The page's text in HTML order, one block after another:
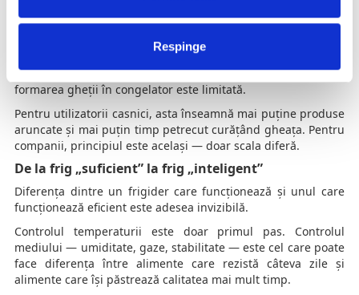
Respinge
congelatorși ajută la stabilizarea mediului interior, fără
Prin reducerea umidității și a concentrației de etilenă,
alimentele își pot păstra prospețimea mai mult timp, iar
formarea gheții în congelator este limitată.
Pentru utilizatorii casnici, asta înseamnă mai puține produse
aruncate și mai puțin timp petrecut curățând gheața. Pentru
companii, principiul este același — doar scala diferă.
De la frig „suficient” la frig „inteligent”
Diferența dintre un frigider care funcționează și unul care
funcționează eficient este adesea invizibilă.
Controlul temperaturii este doar primul pas. Controlul
mediului — umiditate, gaze, stabilitate — este cel care poate
face diferența între alimente care rezistă câteva zile și
alimente care își păstrează calitatea mai mult timp.